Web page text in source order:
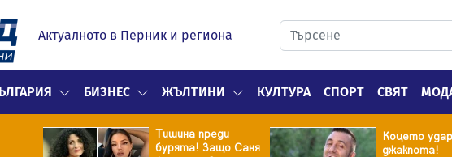
Актуалното в Перник и региона
БИЗНЕС ЖЪЛТИНИ КУЛТУРА СПОРТ СВЯТ
Тишина преди
бурята! Защо Саня
Коцето
джакпота!